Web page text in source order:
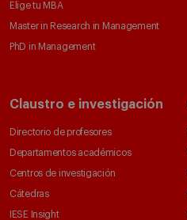
Elige tu MBA
Master in Research in Management
PhD in Management
Claustro e investigación
Directorio de profesores
Departamentos académicos
Centros de investigación
Cátedras
IESE Insight